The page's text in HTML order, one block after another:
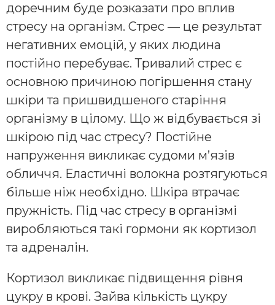
доречним буде розказати про вплив
стресу на організм. Стрес — це результат
негативних емоцій, у яких людина
постійно перебуває. Тривалий стрес є
основною причиною погіршення стану
шкіри та пришвидшеного старіння
організму в цілому. Що ж відбувається зі
шкірою під час стресу? Постійне
напруження викликає судоми м’язів
обличчя. Еластичні волокна розтягуються
більше ніж необхідно. Шкіра втрачає
пружність. Під час стресу в організмі
виробляються такі гормони як кортизол
та адреналін.
Кортизол викликає підвищення рівня
цукру в крові. Зайва кількість цукру